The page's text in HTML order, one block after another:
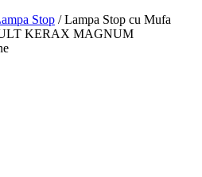
Stop / Lampa Stop cu Mufa
KERAX MAGNUM